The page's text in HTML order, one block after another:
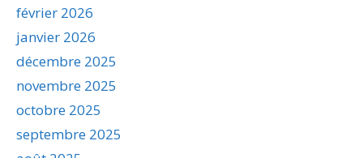
février 2026
janvier 2026
décembre 2025
novembre 2025
octobre 2025
septembre 2025